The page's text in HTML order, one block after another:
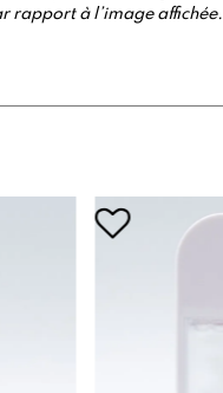
rapport à l’image affichée.